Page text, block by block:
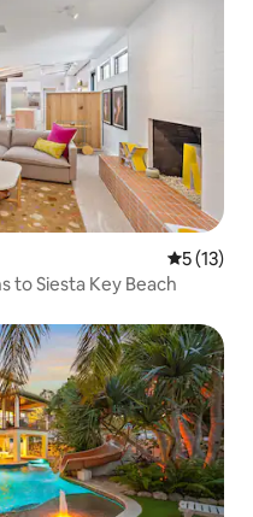
Средна
5 (13)
to Siesta Key Beach